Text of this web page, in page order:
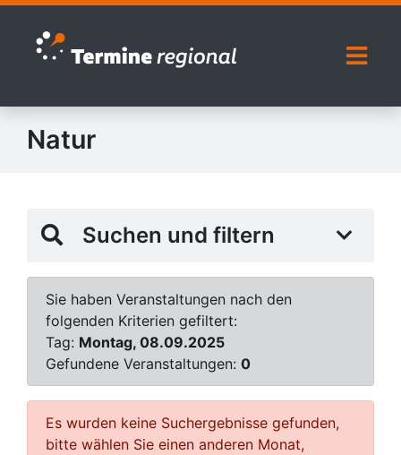
Zur Navigation springen
Zum Inhalt springen
Natur
Suchen und filtern
Sie haben Veranstaltungen nach den
folgenden Kriterien gefiltert:
Tag: Montag, 08.09.2025
Gefundene Veranstaltungen: 0
Es wurden keine Suchergebnisse gefunden,
bitte wählen Sie einen anderen Monat,